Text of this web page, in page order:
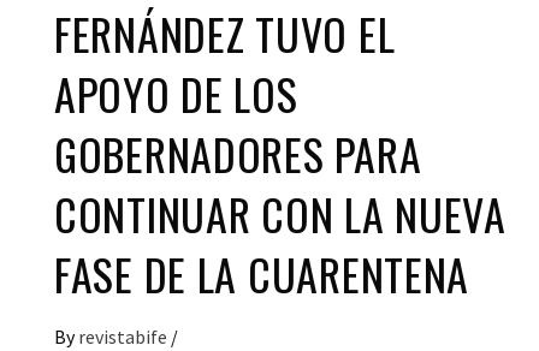
FERNÁNDEZ TUVO EL
APOYO DE LOS
GOBERNADORES PARA
CONTINUAR CON LA NUEVA
FASE DE LA CUARENTENA
By revistabife /